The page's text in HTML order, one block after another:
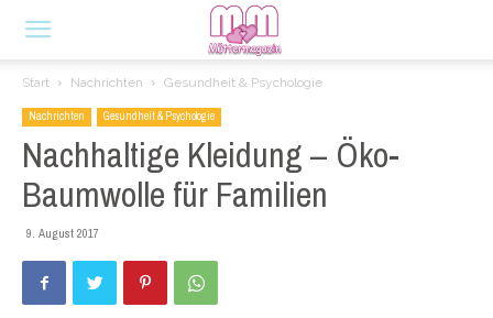
Start Nachrichten Gesundheit & Psychologie
Nachrichten Gesundheit & Psychologie
Nachhaltige Kleidung – Öko-
Baumwolle für Familien
9. August 2017